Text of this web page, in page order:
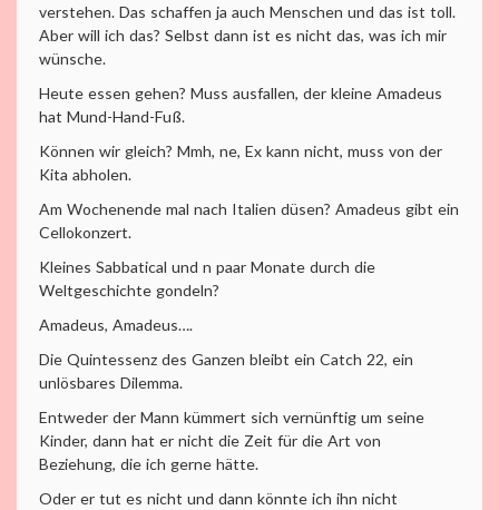
verstehen. Das schaffen ja auch Menschen und das ist toll.
Aber will ich das? Selbst dann ist es nicht das, was ich mir
wünsche.
Heute essen gehen? Muss ausfallen, der kleine Amadeus
hat Mund-Hand-Fuß.
Können wir gleich? Mmh, ne, Ex kann nicht, muss von der
Kita abholen.
Am Wochenende mal nach Italien düsen? Amadeus gibt ein
Cellokonzert.
Kleines Sabbatical und n paar Monate durch die
Weltgeschichte gondeln?
Amadeus, Amadeus….
Die Quintessenz des Ganzen bleibt ein Catch 22, ein
unlösbares Dilemma.
Entweder der Mann kümmert sich vernünftig um seine
Kinder, dann hat er nicht die Zeit für die Art von
Beziehung, die ich gerne hätte.
Oder er tut es nicht und dann könnte ich ihn nicht